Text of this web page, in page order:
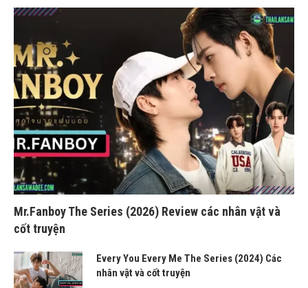
Mr.Fanboy The Series (2026) Review các nhân vật và
cốt truyện
Every You Every Me The Series (2024) Các
nhân vật và cốt truyện